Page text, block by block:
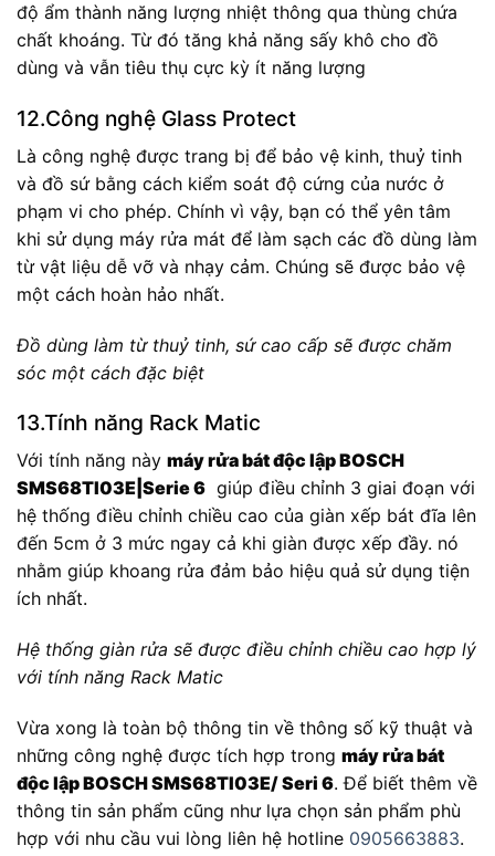
độ ẩm thành năng lượng nhiệt thông qua thùng chứa
chất khoáng. Từ đó tăng khả năng sấy khô cho đồ
dùng và vẫn tiêu thụ cực kỳ ít năng lượng
12.Công nghệ Glass Protect
Là công nghệ được trang bị để bảo vệ kinh, thuỷ tinh
và đồ sứ bằng cách kiểm soát độ cứng của nước ở
phạm vi cho phép. Chính vì vậy, bạn có thể yên tâm
khi sử dụng máy rửa mát để làm sạch các đồ dùng làm
từ vật liệu dễ vỡ và nhạy cảm. Chúng sẽ được bảo vệ
một cách hoàn hảo nhất.
Đồ dùng làm từ thuỷ tinh, sứ cao cấp sẽ được chăm
sóc một cách đặc biệt
13.Tính năng Rack Matic
Với tính năng này máy rửa bát độc lập BOSCH
SMS68TI03E|Serie 6 giúp điều chỉnh 3 giai đoạn với
hệ thống điều chỉnh chiều cao của giàn xếp bát đĩa lên
đến 5cm ở 3 mức ngay cả khi giàn được xếp đầy. nó
nhằm giúp khoang rửa đảm bảo hiệu quả sử dụng tiện
ích nhất.
Hệ thống giàn rửa sẽ được điều chỉnh chiều cao hợp lý
với tính năng Rack Matic
Vừa xong là toàn bộ thông tin về thông số kỹ thuật và
những công nghệ được tích hợp trong máy rửa bát
độc lập BOSCH SMS68TI03E/ Seri 6. Để biết thêm về
thông tin sản phẩm cũng như lựa chọn sản phẩm phù
hợp với nhu cầu vui lòng liên hệ hotline 0905663883.